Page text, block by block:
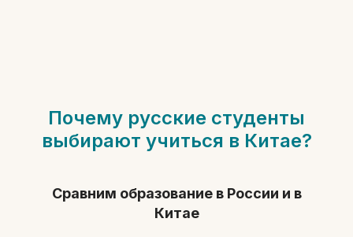
Почему русские студенты
выбирают учиться в Китае?
Сравним образование в России и в
Китае